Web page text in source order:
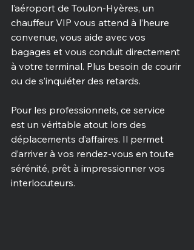
l’aéroport de Toulon-Hyères, un
chauffeur VIP vous attend à l’heure
convenue, vous aide avec vos
bagages et vous conduit directement
à votre terminal. Plus besoin de courir
ou de s’inquiéter des retards.
Pour les professionnels, ce service
est un véritable atout lors des
déplacements d’affaires. Il permet
d’arriver à vos rendez-vous en toute
sérénité, prêt à impressionner vos
interlocuteurs.